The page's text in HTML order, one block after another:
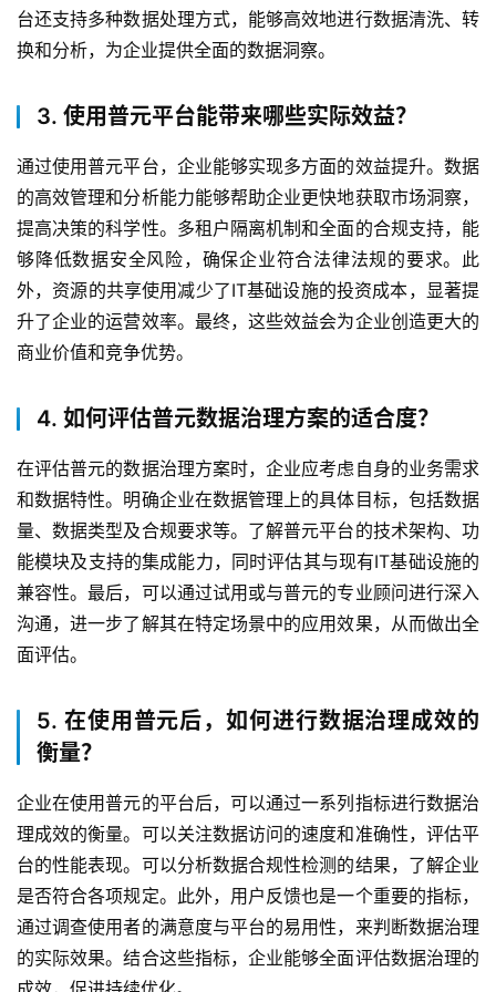
台还支持多种数据处理方式，能够高效地进行数据清洗、转
换和分析，为企业提供全面的数据洞察。
3. 使用普元平台能带来哪些实际效益？
通过使用普元平台，企业能够实现多方面的效益提升。数据
的高效管理和分析能力能够帮助企业更快地获取市场洞察，
提高决策的科学性。多租户隔离机制和全面的合规支持，能
够降低数据安全风险，确保企业符合法律法规的要求。此
外，资源的共享使用减少了IT基础设施的投资成本，显著提
升了企业的运营效率。最终，这些效益会为企业创造更大的
商业价值和竞争优势。
4. 如何评估普元数据治理方案的适合度？
在评估普元的数据治理方案时，企业应考虑自身的业务需求
和数据特性。明确企业在数据管理上的具体目标，包括数据
量、数据类型及合规要求等。了解普元平台的技术架构、功
能模块及支持的集成能力，同时评估其与现有IT基础设施的
兼容性。最后，可以通过试用或与普元的专业顾问进行深入
沟通，进一步了解其在特定场景中的应用效果，从而做出全
面评估。
5. 在使用普元后，如何进行数据治理成效的
衡量？
企业在使用普元的平台后，可以通过一系列指标进行数据治
理成效的衡量。可以关注数据访问的速度和准确性，评估平
台的性能表现。可以分析数据合规性检测的结果，了解企业
是否符合各项规定。此外，用户反馈也是一个重要的指标，
通过调查使用者的满意度与平台的易用性，来判断数据治理
的实际效果。结合这些指标，企业能够全面评估数据治理的